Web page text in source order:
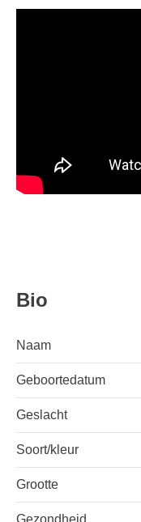
Bio
Naam
Geboortedatum
Geslacht
Soort/kleur
Grootte
Gezondheid